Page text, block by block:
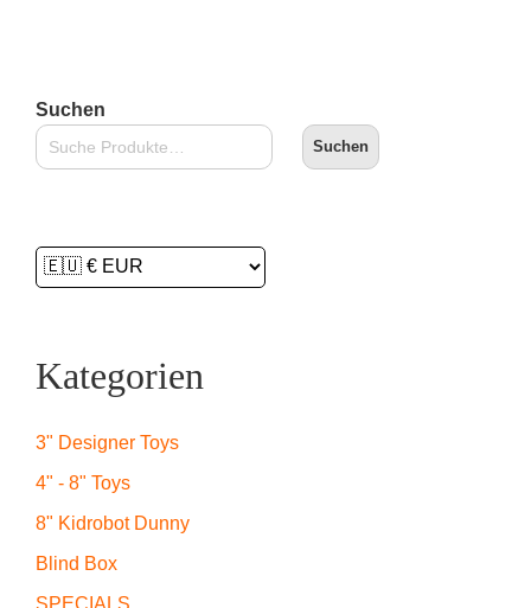
Suchen
Suchen
Kategorien
3" Designer Toys
4" - 8" Toys
8" Kidrobot Dunny
Blind Box
SPECIALS